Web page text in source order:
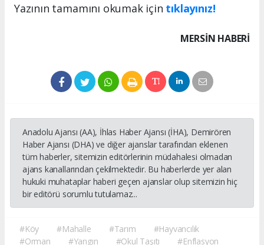
Yazının tamamını okumak için tıklayınız!
MERSIN HABERİ
Anadolu Ajansı (AA), İhlas Haber Ajansı (İHA), Demirören
Haber Ajansı (DHA) ve diğer ajanslar tarafından eklenen
tüm haberler, sitemizin editörlerinin müdahalesi olmadan
ajans kanallarından çekilmektedir. Bu haberlerde yer alan
hukuki muhataplar haberi geçen ajanslar olup sitemizin hiç
bir editörü sorumlu tutulamaz...
#Köy #Mahalle #Tarım
#Hayvancılık
#Orman
#Yangın #Okul Taşıtı #Enflasyon